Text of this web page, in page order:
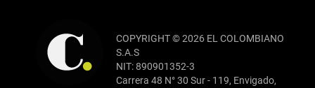
COPYRIGHT © 2026 EL COLOMBIANO
S.A.S
NIT: 890901352-3
Carrera 48 N° 30 Sur - 119, Envigado,